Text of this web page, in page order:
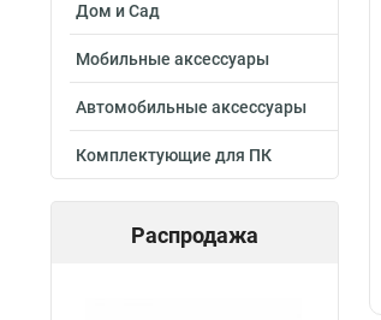
Дом и Сад
Мобильные аксессуары
Автомобильные аксессуары
Комплектующие для ПК
Распродажа